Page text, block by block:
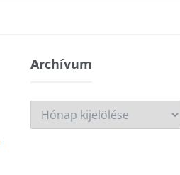
ArchívumArchívum